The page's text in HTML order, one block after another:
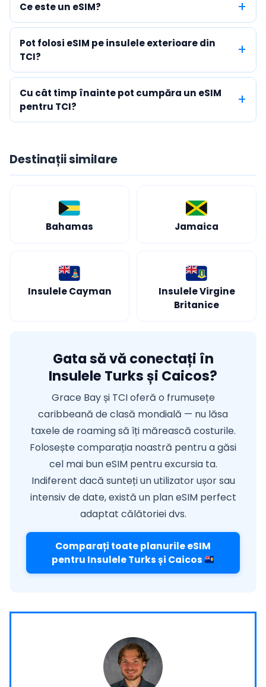
Ce este un eSIM?
Pot folosi eSIM pe insulele exterioare din
TCI?
Cu cât timp înainte pot cumpăra un eSIM
pentru TCI?
Destinații similare
Bahamas Jamaica
Insulele Cayman
Insulele Virgine
Britanice
Gata să vă conectați în
Insulele Turks și Caicos?
Grace Bay și TCI oferă o frumusețe
caribbeană de clasă mondială — nu lăsa
taxele de roaming să îți mărească costurile.
Folosește comparația noastră pentru a găsi
cel mai bun eSIM pentru excursia ta.
Indiferent dacă sunteți un utilizator ușor sau
intensiv de date, există un plan eSIM perfect
adaptat călătoriei dvs.
Comparați toate planurile eSIM
pentru Insulele Turks și Caicos